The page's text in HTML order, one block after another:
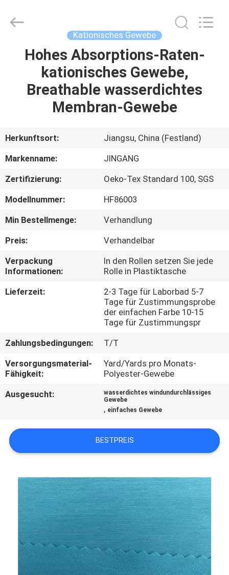
HAUS
PRODUKTE
UNS
AUSFLUG
QUALITÄTSKONTROLLE
TRETEN
SIE
MIT
VERBINDUNG
NACHRICHTEN
COMPANY
NEWS
SITEMAP
PRIVACY
POLICY
Textile
Co.,Ltd.
Kationisches Gewebe
Hohes Absorptions-Raten-
kationisches Gewebe,
Breathable wasserdichtes
Membran-Gewebe
Herkunftsort:
Jiangsu, China (Festland)
Markenname:
JINGANG
Zertifizierung:
Oeko-Tex Standard 100, SGS
Modellnummer:
HF86003
Min Bestellmenge:
Verhandlung
Preis:
Verhandelbar
Verpackung
Informationen:
In den Rollen setzen Sie jede
Rolle in Plastiktasche
Lieferzeit:
2-3 Tage für Laborbad 5-7
Tage für Zustimmungsprobe
der einfachen Farbe 10-15
Tage für Zustimmungspr
Zahlungsbedingungen:
T/T
Versorgungsmaterial-
Fähigkeit:
Yard/Yards pro Monats-
Polyester-Gewebe
Ausgesucht:
wasserdichtes windundurchlässiges
Gewebe
, einfaches Gewebe
BESTPREIS